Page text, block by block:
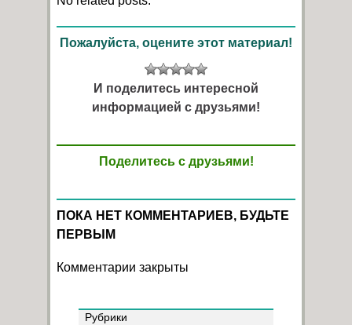
Пожалуйста, оцените этот материал!
И поделитесь интересной
информацией с друзьями!
Поделитесь с друзьями!
ПОКА НЕТ КОММЕНТАРИЕВ, БУДЬТЕ
ПЕРВЫМ
Комментарии закрыты
Рубрики